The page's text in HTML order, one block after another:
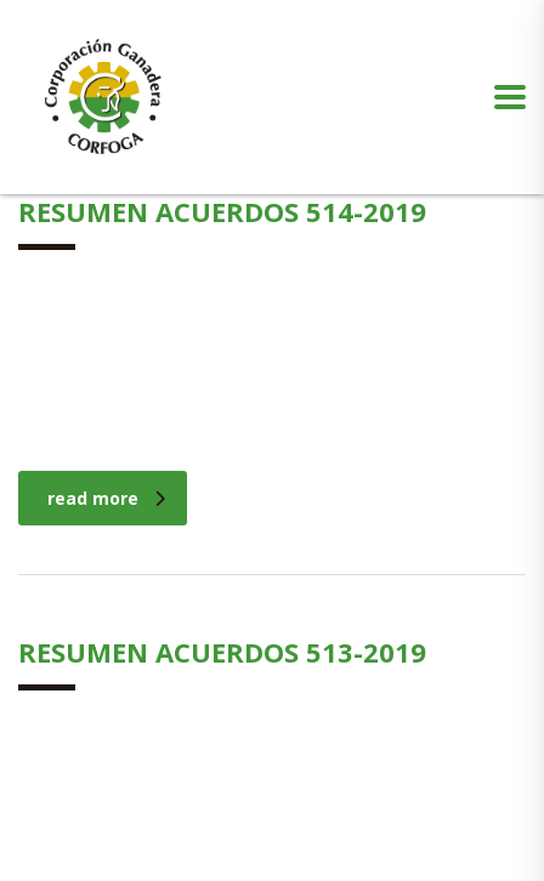
RESUMEN ACUERDOS 514-2019
read more
RESUMEN ACUERDOS 513-2019